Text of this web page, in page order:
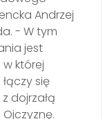
Andrzej
- W tym
jest
której
się
dojrzałą